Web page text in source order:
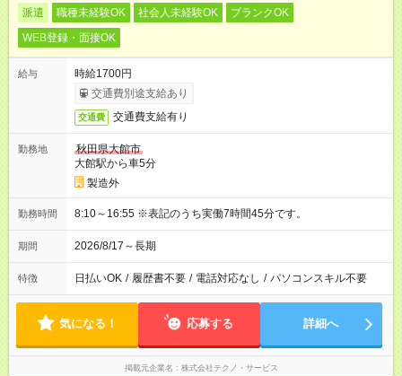
派遣 職種未経験OK 社会人未経験OK
ブランクOK
WEB登録・面接OK
給与
時給1700円
交通費別途支給あり
交通費 交通費支給有り
勤務地
秋田県大館市
大館駅から車5分
製造外
勤務時間 8:10～16:55 ※表記のうち実働7時間45分です。
期間 2026/8/17～長期
特徴 日払いOK / 履歴書不要 / 電話対応なし / パソコンスキル不要
気になる！ 応募する 詳細へ
掲載元企業名 株式会社テクノ・サービス